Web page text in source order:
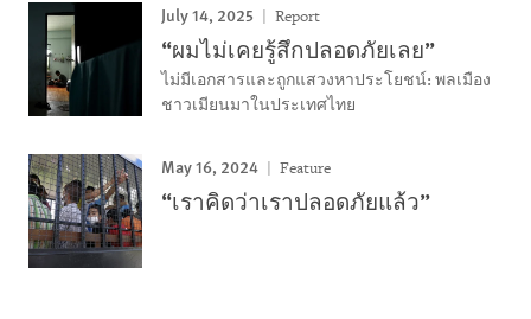
July 14, 2025 Report
“ผมไม่เคยรู้สึกปลอดภัยเลย”
ไม่มีเอกสารและถูกแสวงหาประโยชน์: พลเมือง
ชาวเมียนมาในประเทศไทย
May 16, 2024 Feature
“เราคิดว่าเราปลอดภัยแล้ว”